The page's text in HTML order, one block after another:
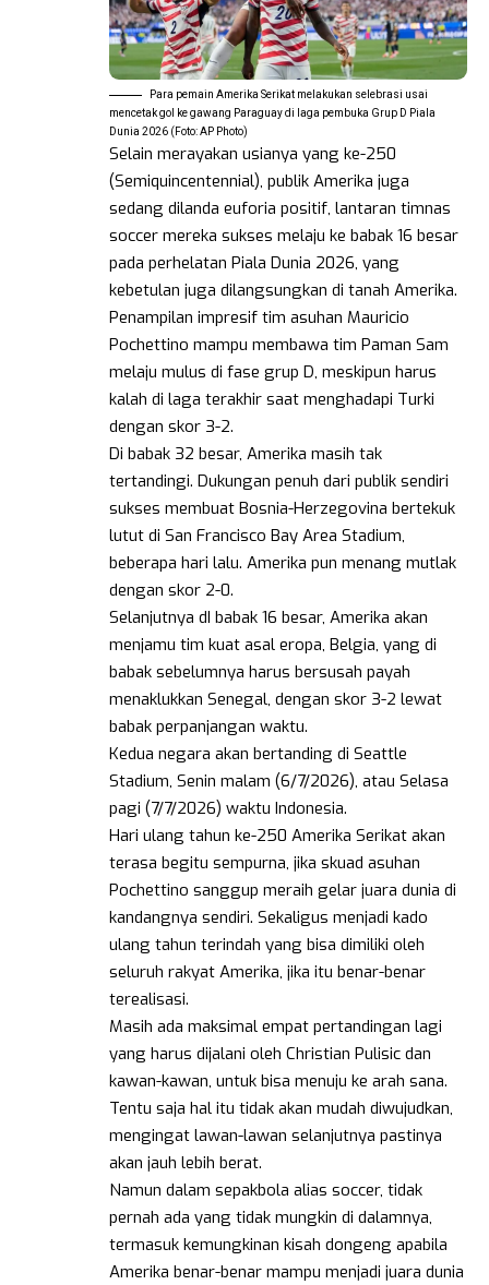
Para pemain Amerika Serikat melakukan selebrasi usai
mencetak gol ke gawang Paraguay di laga pembuka Grup D Piala
Dunia 2026 (Foto: AP Photo)
Selain merayakan usianya yang ke-250
(Semiquincentennial), publik Amerika juga
sedang dilanda euforia positif, lantaran timnas
soccer mereka sukses melaju ke babak 16 besar
pada perhelatan Piala Dunia 2026, yang
kebetulan juga dilangsungkan di tanah Amerika.
Penampilan impresif tim asuhan Mauricio
Pochettino mampu membawa tim Paman Sam
melaju mulus di fase grup D, meskipun harus
kalah di laga terakhir saat menghadapi Turki
dengan skor 3-2.
Di babak 32 besar, Amerika masih tak
tertandingi. Dukungan penuh dari publik sendiri
sukses membuat Bosnia-Herzegovina bertekuk
lutut di San Francisco Bay Area Stadium,
beberapa hari lalu. Amerika pun menang mutlak
dengan skor 2-0.
Selanjutnya dI babak 16 besar, Amerika akan
menjamu tim kuat asal eropa, Belgia, yang di
babak sebelumnya harus bersusah payah
menaklukkan Senegal, dengan skor 3-2 lewat
babak perpanjangan waktu.
Kedua negara akan bertanding di Seattle
Stadium, Senin malam (6/7/2026), atau Selasa
pagi (7/7/2026) waktu Indonesia.
Hari ulang tahun ke-250 Amerika Serikat akan
terasa begitu sempurna, jika skuad asuhan
Pochettino sanggup meraih gelar juara dunia di
kandangnya sendiri. Sekaligus menjadi kado
ulang tahun terindah yang bisa dimiliki oleh
seluruh rakyat Amerika, jika itu benar-benar
terealisasi.
Masih ada maksimal empat pertandingan lagi
yang harus dijalani oleh Christian Pulisic dan
kawan-kawan, untuk bisa menuju ke arah sana.
Tentu saja hal itu tidak akan mudah diwujudkan,
mengingat lawan-lawan selanjutnya pastinya
akan jauh lebih berat.
Namun dalam sepakbola alias soccer, tidak
pernah ada yang tidak mungkin di dalamnya,
termasuk kemungkinan kisah dongeng apabila
Amerika benar-benar mampu menjadi juara dunia